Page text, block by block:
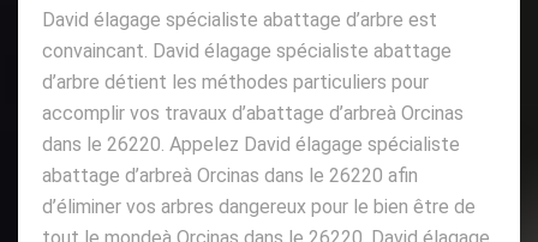
David élagage spécialiste abattage d’arbre est
convaincant. David élagage spécialiste abattage
d’arbre détient les méthodes particuliers pour
accomplir vos travaux d’abattage d’arbreà Orcinas
dans le 26220. Appelez David élagage spécialiste
abattage d’arbreà Orcinas dans le 26220 afin
d’éliminer vos arbres dangereux pour le bien être de